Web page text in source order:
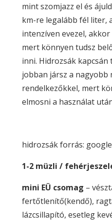
mint szomjazz el és
km-re legalább fél liter,
intenzíven evezel,
mert könnyen tudsz
inni. Hidrozsák
jobban jársz a nagyobb
rendelkezőkkel, mert
elmosni a használat
hidrozsák forrás:
1-2 müzli /
mini EÜ csomag –
fertőtlenítő(kendő),
lázcsillapító, esetleg